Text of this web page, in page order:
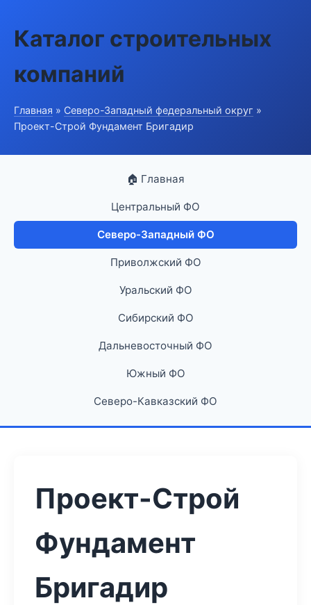
Каталог строительных
компаний
Главная » Северо-Западный федеральный округ »
Проект-Строй Фундамент Бригадир
🏠 Главная
Центральный ФО
Северо-Западный ФО
Приволжский ФО
Уральский ФО
Сибирский ФО
Дальневосточный ФО
Южный ФО
Северо-Кавказский ФО
Проект-Строй
Фундамент
Бригадир